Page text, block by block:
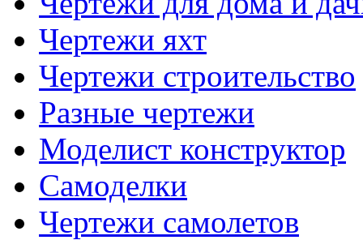
Чертежи яхт
Чертежи строительство
Разные чертежи
Моделист конструктор
Самоделки
Чертежи самолетов